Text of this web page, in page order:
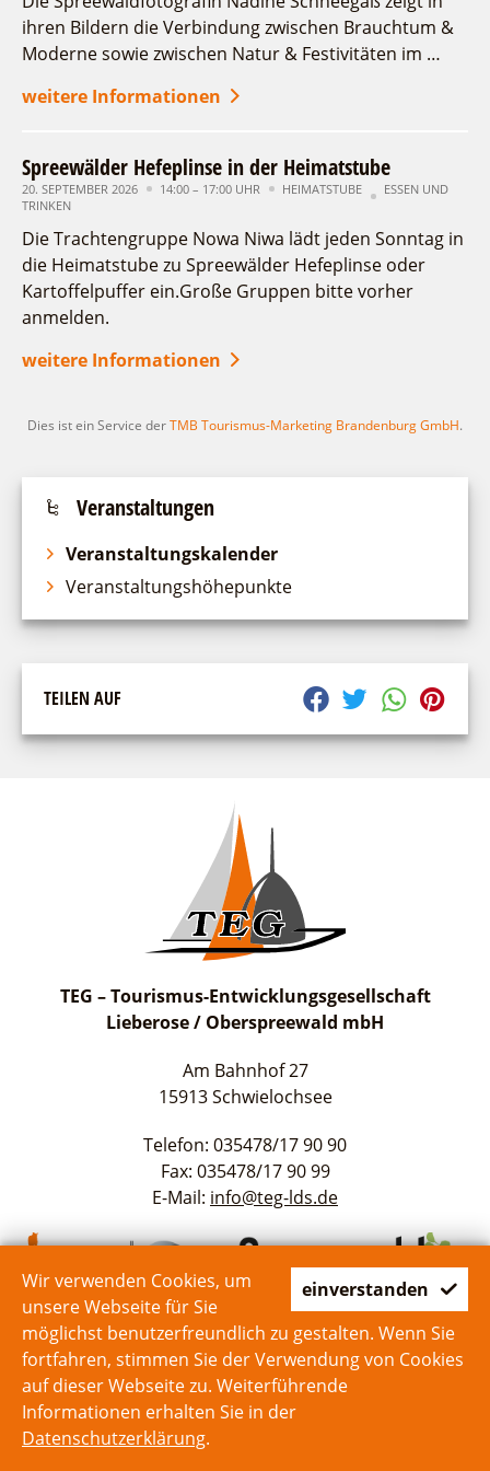
Einkaufen
Gruppen
Fremdenverkehrsvereine
Ludwig Leichhardt
Fahrgastschiff
Campingplatz Jessern
Wirtschaftsförderung
Naturwelt Lieberoser Heide
Q-Gemeinde Schwielochsee
Staatlich anerkannter Erholungsort Goyatz
Mein Brandenburg – Infostelen
Unternehmensbetreuung
Service
Team
Aktuelles
Infomaterial
Warenkorb
einverstanden
Wir verwenden Cookies, um
unsere Webseite für Sie
möglichst benutzerfreundlich zu gestalten. Wenn Sie
fortfahren, stimmen Sie der Verwendung von Cookies
auf dieser Webseite zu. Weiterführende
Informationen erhalten Sie in der
Datenschutzerklärung.
ihren Bildern die Verbindung zwischen Brauchtum &
Moderne sowie zwischen Natur & Festivitäten im …
weitere Informationen
Spreewälder Hefeplinse in der Heimatstube
20. SEPTEMBER 2026 14:00 – 17:00 UHR HEIMATSTUBE
ESSEN UND
TRINKEN
Die Trachtengruppe Nowa Niwa lädt jeden Sonntag in
die Heimatstube zu Spreewälder Hefeplinse oder
Kartoffelpuffer ein.Große Gruppen bitte vorher
anmelden.
weitere Informationen
Dies ist ein Service derTMB Tourismus-Marketing Brandenburg GmbH.
21
22 23 24 25 26
27
Zeitraum
von
alle Kategorien
Laufzeit
zurücksetzen
Veranstaltungen
Veranstaltungskalender
Veranstaltungshöhepunkte
TEILEN AUF
TEG – Tourismus-Entwicklungsgesellschaft
Lieberose / Oberspreewald mbH
Am Bahnhof 27
15913 Schwielochsee
Telefon: 035478/17 90 90
Fax: 035478/17 90 99
E-Mail: info@teg-lds.de
Start Kontakt Impressum Datenschutz
zum Seitenanfang